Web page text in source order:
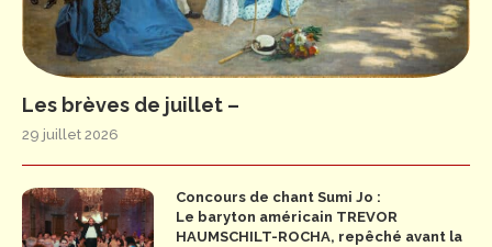
Les brèves de juillet –
29 juillet 2026
Concours de chant Sumi Jo :
Le baryton américain TREVOR
HAUMSCHILT-ROCHA, repêché avant la